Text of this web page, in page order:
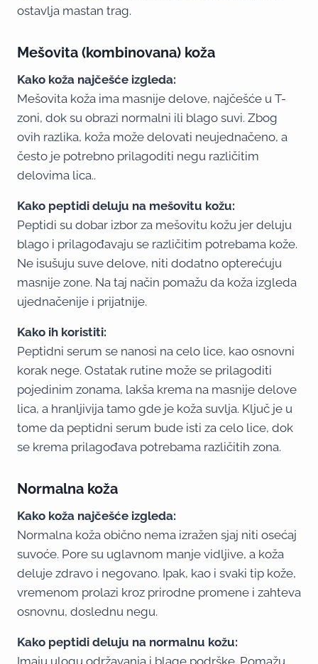
ostavlja mastan trag.
Mešovita (kombinovana) koža
Kako koža najčešće izgleda:
Mešovita koža ima masnije delove, najčešće u T-
zoni, dok su obrazi normalni ili blago suvi. Zbog
ovih razlika, koža može delovati neujednačeno, a
često je potrebno prilagoditi negu različitim
delovima lica..
Kako peptidi deluju na mešovitu kožu:
Peptidi su dobar izbor za mešovitu kožu jer deluju
blago i prilagođavaju se različitim potrebama kože.
Ne isušuju suve delove, niti dodatno opterećuju
masnije zone. Na taj način pomažu da koža izgleda
ujednačenije i prijatnije.
Kako ih koristiti:
Peptidni serum se nanosi na celo lice, kao osnovni
korak nege. Ostatak rutine može se prilagoditi
pojedinim zonama, lakša krema na masnije delove
lica, a hranljivija tamo gde je koža suvlja. Ključ je u
tome da peptidni serum bude isti za celo lice, dok
se krema prilagođava potrebama različitih zona.
Normalna koža
Kako koža najčešće izgleda:
Normalna koža obično nema izražen sjaj niti osećaj
suvoće. Pore su uglavnom manje vidljive, a koža
deluje zdravo i negovano. Ipak, kao i svaki tip kože,
vremenom prolazi kroz prirodne promene i zahteva
osnovnu, doslednu negu.
Kako peptidi deluju na normalnu kožu: